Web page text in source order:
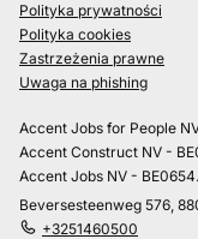
Polityka prywatności
Polityka cookies
Zastrzeżenia prawne
Uwaga na phishing
Accent Jobs for People
Accent Construct NV -
Accent Jobs NV -
Beversesteenweg 576,
+3251460500